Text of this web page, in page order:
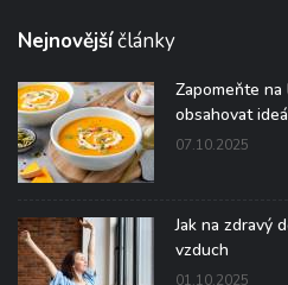
Nejnovějšíčlánky
Zapomeňte
obsahovat
07.10.2025
Jak na zdravý
vzduch
01.10.2025